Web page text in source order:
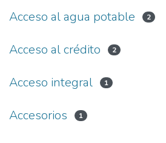
Acceso al agua potable 2
Acceso al crédito 2
Acceso integral 1
Accesorios 1